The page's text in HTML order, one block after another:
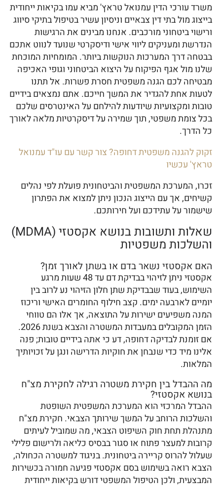
משרד עורכי הדין עמנואל טראץ' מביא עמו בקיאות ייחודית
בייצוג מול בתי דין צבאיים וניסיון עשיר בטיפול בתיקי סיווג
ורישוי ביטחוני מורכבים. אנחנו מבינים את הרגישות
הנדרשת ומעניקים ליווי אישי ודיסקרטי שנועד לנווט אתכם
בבטחה דרך המערכות הנוקשות ביותר. המומחיות המוכחת
שלנו מול אגף הפיקוח על היצוא הביטחוני וגופי האכיפה
מבטיחה לכם הגנה משפטית חסרת פשרות. אל תתנו
לטעות אחת להגדיר את המשך חייכם. אתם נמצאים בידיים
טובות ומקצועיות שיודעות להילחם על האינטרסים שלכם
בכל צומת משפטי, תוך שמירה על דיסקרטיות מלאה לאורך
כל הדרך.
זקוק להגנה משפטית דחופה? צור קשר עם עו"ד עמנואל
טראץ' עכשיו
זכרו, המערכת המשפטית והביטחונית פועלת לפי נהלים
קשיחים, אך עם הייצוג הנכון ניתן למצוא את הפתרון
שישמור על עתידכם ועל חירותכם.
שאלות ותשובות בנושא אקסטזי (MDMA)
והשלכות משפטיות
האם אקסטזי נשאר בדם או בשתן לאורך זמן?
אקסטזי ניתן לזיהוי בבדיקת דם עד 48 שעות מרגע
השימוש, בעוד שבבדיקת שתן חלון הזיהוי נע לרוב בין
יומיים לארבעה ימים. קצב חילוף החומרים האישי וריכוז
המנה משפיעים ישירות על התוצאה, אך אלו הם טווחי
הזמן המקובלים במעבדות המשטרה והצבא בשנת 2026.
אם זומנת לבדיקה דחופה, דע כי אתה בידיים טובות; פנה
אלינו מיד כדי שנבחן את חוקיות הדרישה ונגן על זכויותיך
המלאות.
מה ההבדל בין חקירת משטרה רגילה לחקירת מצ"ח
בנושא אקסטזי?
ההבדל המרכזי הוא המערכת המשפטית השופטת
והשלכות הרוחב על המשך שירותך הצבאי. חקירת מצ"ח
מתנהלת תחת חוק השיפוט הצבאי, מה שמוביל לעיתים
קרובות למעצר פתוח או סגור בבסיס כליאה ולרישום פלילי
שעלול להרוס קריירה ביטחונית. בניגוד למשטרה הכחולה,
הצבא רואה בשימוש בסם אקסטזי פגיעה חמורה בכשירות
המבצעית, ולכן הטיפול המשפטי דורש בקיאות ייחודית